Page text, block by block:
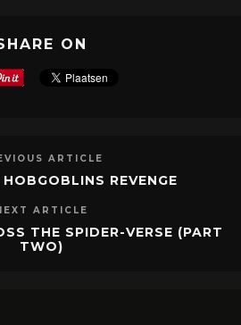
ON
ARTICLE
REVENGE
ARTICLE
THE SPIDER-VERSE (PART
TWO)